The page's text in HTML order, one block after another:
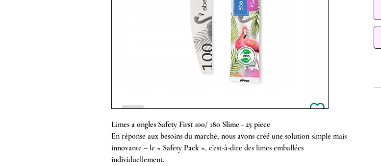
Limes a ongles Safety First 100/ 180 Slime - 25 piece
En réponse aux besoins du marché, nous avons créé une solution simple mais
innovante – le « Safety Pack », c’est-à-dire des limes emballées
individuellement.